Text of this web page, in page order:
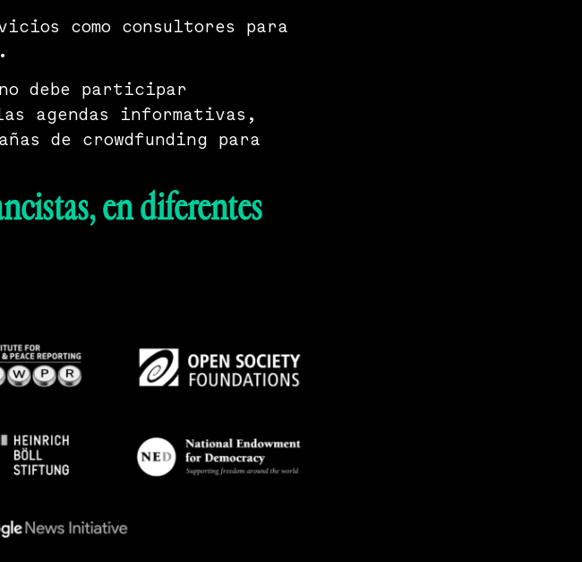
como consultores para
debe participar
agendas informativas,
de crowdfunding para
en diferentes